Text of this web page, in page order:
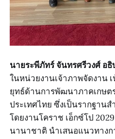
นายระพีภัทร์ จันทรศรีวงศ์ อ
ในหน่วยงานเจ้าภาพจัดงาน
ยุทธ์ด้านการพัฒนาภาคเกษต
ประเทศไทย ซึ่งเป็นรากฐาน
โดยงานโคราช เอ็กซ์โป
นานาชาติ นำเสนอแนวทาง